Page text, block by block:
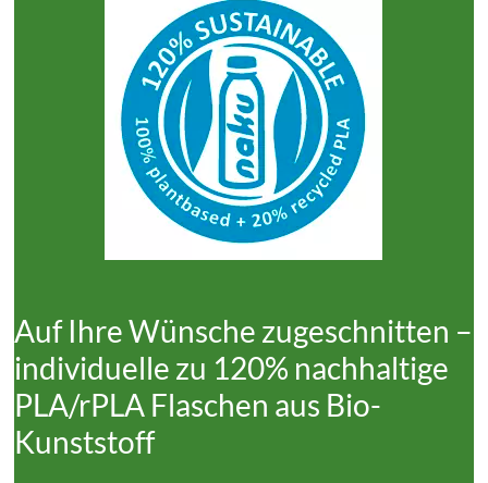
Auf Ihre Wünsche zugeschnitten –
individuelle zu 120% nachhaltige
PLA/rPLA Flaschen aus Bio-
Kunststoff